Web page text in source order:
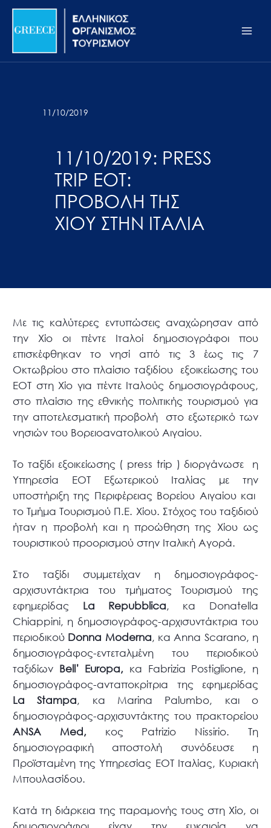
Σημείωση:
ιστότοπος
προσβασιμότητας.
Μετάβαση
περιεχόμενο
11/10/2019
11/10/2019: PRESS
TRIP ΕΟΤ:
ΠΡΟΒΟΛΗ ΤΗΣ
ΧΙΟΥ ΣΤΗΝ ΙΤΑΛΙΑ
Με τις καλύτερες εντυπώσεις αναχώρησαν από
την Χίο οι πέντε Ιταλοί δημοσιογράφοι που
επισκέφθηκαν το νησί από τις 3 έως τις 7
Οκτωβρίου στο πλαίσιο ταξιδίου εξοικείωσης του
EOT στη Χίο για πέντε Ιταλούς δημοσιογράφους,
στο πλαίσιο της εθνικής πολιτικής τουρισμού για
την αποτελεσματική προβολή στο εξωτερικό των
νησιών του Βορειοανατολικού Αιγαίου.
Το ταξίδι εξοικείωσης ( press trip ) διοργάνωσε η
Υπηρεσία ΕΟΤ Εξωτερικού Ιταλίας με την
υποστήριξη της Περιφέρειας Βορείου Αιγαίου και
το Τμήμα Τουρισμού Π.Ε. Χίου. Στόχος του ταξιδιού
ήταν η προβολή και η προώθηση της Χίου ως
τουριστικού προορισμού στην Ιταλική Αγορά.
Στο ταξίδι συμμετείχαν η δημοσιογράφος-
αρχισυντάκτρια του τμήματος Τουρισμού της
εφημερίδας La Repubblica, κα Donatella
Chiappini, η δημοσιογράφος-αρχισυντάκτρια του
περιοδικού Donna Moderna, κα Anna Scarano, η
δημοσιογράφος-εντεταλμένη του περιοδικού
ταξιδίων Bell’ Europa, κα Fabrizia Postiglione, η
δημοσιογράφος-ανταποκρίτρια της εφημερίδας
La Stampa, κα Marina Palumbo, και ο
δημοσιογράφος-αρχισυντάκτης του πρακτορείου
ANSA Med,κος Patrizio Nissirio. Τη
δημοσιογραφική αποστολή συνόδευσε η
Προϊσταμένη της Υπηρεσίας ΕΟΤ Ιταλίας, Κυριακή
Μπουλασίδου.
Κατά τη διάρκεια της παραμονής τους στη Χίο, οι